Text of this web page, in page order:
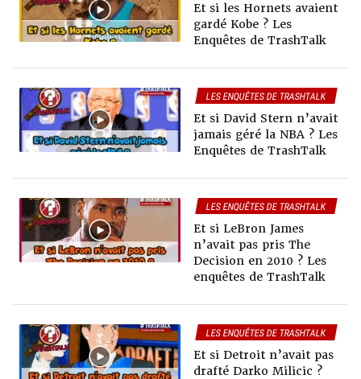
Et si les Hornets avaient
gardé Kobe ? Les
Enquêtes de TrashTalk
LES ENQUÊTES DE TRASHTALK
Et si David Stern n’avait
jamais géré la NBA ? Les
Enquêtes de TrashTalk
LES ENQUÊTES DE TRASHTALK
Et si LeBron James
n’avait pas pris The
Decision en 2010 ? Les
enquêtes de TrashTalk
LES ENQUÊTES DE TRASHTALK
Et si Detroit n’avait pas
drafté Darko Milicic ?